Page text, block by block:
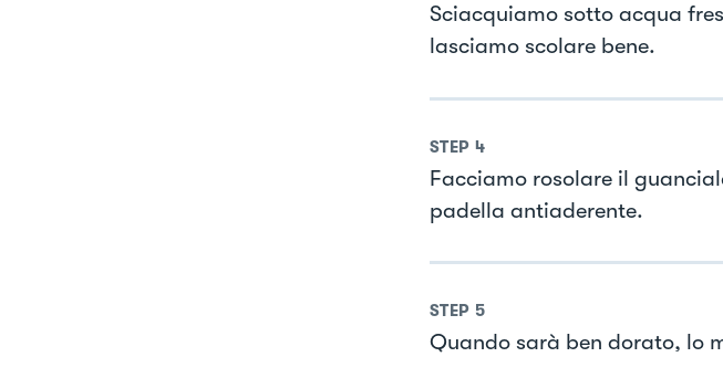
Sciacquiamo sotto acqua
lasciamo scolare bene.
STEP 4
Facciamo rosolare il
padella antiaderente.
STEP 5
Quando sarà ben dorato, lo